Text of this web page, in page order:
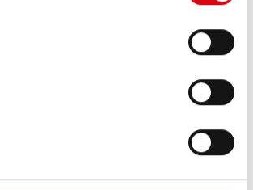
mest ydelsesstærke Banner-
ydelse, der svarer præcis til de